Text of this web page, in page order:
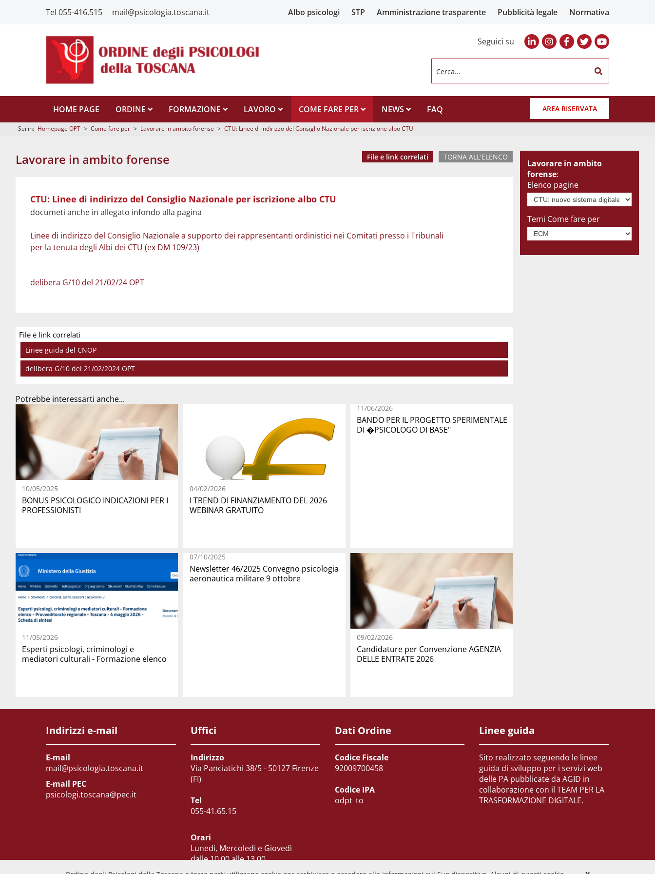
Tel 055-416.515 mail@psicologia.toscana.it Albo psicologi STP Amministrazione trasparente Pubblicità legale Normativa
Seguici su
Cerca...
HOME PAGE ORDINE FORMAZIONE LAVORO COME FARE PER NEWS FAQ AREA RISERVATA
Sei in: Homepage OPT > Come fare per > Lavorare in ambito forense > CTU: Linee di indirizzo del Consiglio Nazionale per iscrizione albo CTU
Lavorare in ambito forense TORNA ALL'ELENCO
File e link correlati
delibera G/10 del 21/02/2024 OPT
CTU: Linee di indirizzo del Consiglio Nazionale per iscrizione albo CTU
documeti anche in allegato infondo alla pagina
Linee di indirizzo del Consiglio Nazionale a supporto dei rappresentanti ordinistici nei Comitati presso i Tribunali
per la tenuta degli Albi dei CTU (ex DM 109/23)
delibera G/10 del 21/02/24 OPT
File e link correlati
Linee guida del CNOP
delibera G/10 del 21/02/2024 OPT
Potrebbe interessarti anche...
10/05/2025
BONUS PSICOLOGICO INDICAZIONI PER I
PROFESSIONISTI
04/02/2026
I TREND DI FINANZIAMENTO DEL 2026
WEBINAR GRATUITO
11/06/2026
BANDO PER IL PROGETTO SPERIMENTALE
DI �PSICOLOGO DI BASE"
11/05/2026
Esperti psicologi, criminologi e
mediatori culturali - Formazione elenco
07/10/2025
Newsletter 46/2025 Convegno psicologia
aeronautica militare 9 ottobre
09/02/2026
Candidature per Convenzione AGENZIA
DELLE ENTRATE 2026
Lavorare in ambito
forense:
Elenco pagine
Temi Come fare per
Indirizzi e-mail
E-mail
mail@psicologia.toscana.it
E-mail PEC
psicologi.toscana@pec.it
Uffici
Indirizzo
Via Panciatichi 38/5 - 50127 Firenze
(FI)
Tel
055-41.65.15
Orari
Lunedi, Mercoledi e Giovedì
dalle 10.00 alle 13.00
Martedi dalle 10.00 alle 15.00
Dati Ordine
Codice Fiscale
92009700458
Codice IPA
odpt_to
Linee guida
Sito realizzato seguendo le linee
guida di sviluppo per i servizi web
delle PA pubblicate da AGID in
collaborazione con il TEAM PER LA
TRASFORMAZIONE DIGITALE.